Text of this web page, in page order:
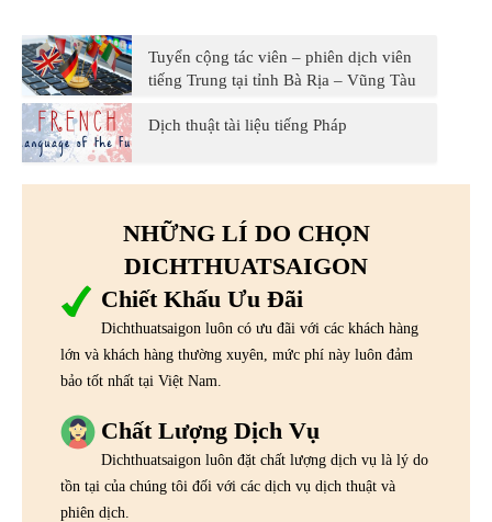
Tuyển cộng tác viên – phiên dịch viên
tiếng Trung tại tỉnh Bà Rịa – Vũng Tàu
Dịch thuật tài liệu tiếng Pháp
NHỮNG LÍ DO CHỌN
DICHTHUATSAIGON
Chiết Khấu Ưu Đãi
Dichthuatsaigon luôn có ưu đãi với các khách hàng
lớn và khách hàng thường xuyên, mức phí này luôn đảm
bảo tốt nhất tại Việt Nam.
Chất Lượng Dịch Vụ
Dichthuatsaigon luôn đặt chất lượng dịch vụ là lý do
tồn tại của chúng tôi đối với các dịch vụ dịch thuật và
phiên dịch.